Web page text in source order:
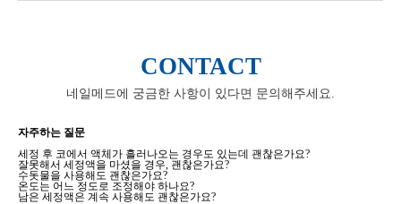
CONTACT
네일메드에 궁금한 사항이 있다면 문의해주세요.
자주하는 질문
세정 후 코에서 액체가 흘러나오는 경우도 있는데 괜찮은가요?
잘못해서 세정액을 마셨을 경우, 괜찮은가요?
수돗물을 사용해도 괜찮은가요?
온도는 어느 정도로 조정해야 하나요?
남은 세정액은 계속 사용해도 괜찮은가요?